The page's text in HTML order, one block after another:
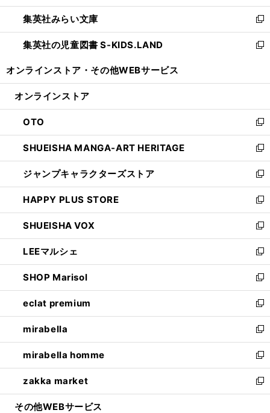
開
く
ウ
で
開
く
ン
ド
ウ
で
ウ
ィ
ン
ド
開
集英社みらい文庫
新
し
い
ン
ウ
で
開
く
集英社の児童図書 S-KIDS.LAND
新
ウ
ン
ド
ウ
で
開
く
オンラインストア・ その他WEBサービス
オンラインストア
OTO
新
し
い
ウ
ィ
ン
ド
ウ
で
開
く
SHUEISHA MANGA-ART HERITAGE
新
し
い
ウ
ィ
ン
ド
ウ
で
開
く
ジャンプキャラクターズストア
新
し
い
ウ
ィ
ン
ド
ウ
で
開
く
HAPPY PLUS STORE
新
し
い
ウ
ィ
ン
ド
ウ
で
開
く
SHUEISHA VOX
新
し
い
ウ
ィ
ン
ド
ウ
で
開
く
LEEマルシェ
新
し
い
ウ
ィ
ン
ド
ウ
で
開
く
SHOP Marisol
新
し
い
ウ
ィ
ン
ド
ウ
で
開
eclat premium
新
し
い
ウ
ィ
ン
ド
ウ
mirabella
新
し
い
ウ
ィ
ン
mirabella homme
新
し
い
ウ
zakka market
新
し
その他WEBサービス